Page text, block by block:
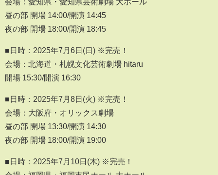
昼の部 開場 14:00/開演 14:45
夜の部 開場 18:00/開演 18:45
■日時：2025年7月6日(日) ※完売！
会場：北海道・札幌文化芸術劇場 hitaru
開場 15:30/開演 16:30
■日時：2025年7月8日(火) ※完売！
会場：大阪府・オリックス劇場
昼の部 開場 13:30/開演 14:30
夜の部 開場 18:00/開演 19:00
■日時：2025年7月10日(木) ※完売！